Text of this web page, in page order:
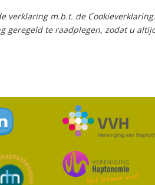
m.b.t. de
geregeld te raadplegen, zodat u